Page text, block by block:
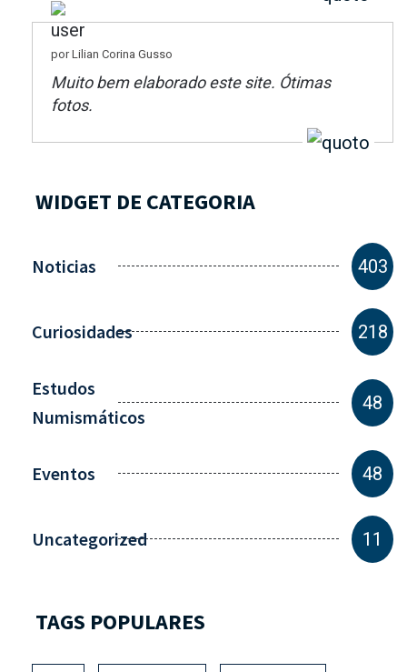
por Lilian Corina Gusso
Muito bem elaborado este site. Ótimas
fotos.
WIDGET DE CATEGORIA
Noticias 403
Curiosidades 218
Estudos
Numismáticos
48
Eventos 48
Uncategorized 11
TAGS POPULARES